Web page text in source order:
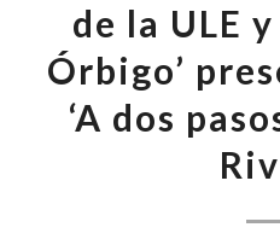
de la ULE y
Órbigo’
‘A dos